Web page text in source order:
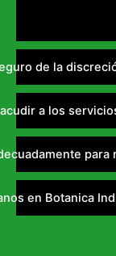
de la
a los
en Botanica